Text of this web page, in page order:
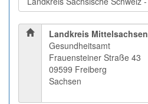
Landkreis Mittelsachsen
Gesundheitsamt
Frauensteiner Straße 43
09599 Freiberg
Sachsen